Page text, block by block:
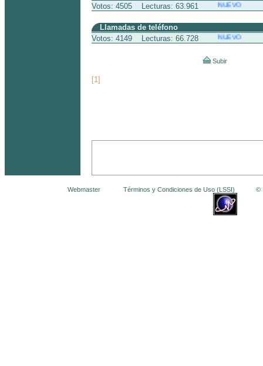
Votos: 4505 Lecturas: 63.961
NUEVO
Llamadas de teléfono
Votos: 4149 Lecturas: 66.728
NUEVO
Subir
[1]
Webmaster Términos y Condiciones de Uso (LSSI) © La